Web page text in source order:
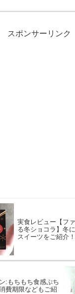
スポンサーリンク
実食レビュー【フ
る冬ショコラ】冬
スイーツをご紹介！
:もちもち食感ぷち
費期限などもご紹